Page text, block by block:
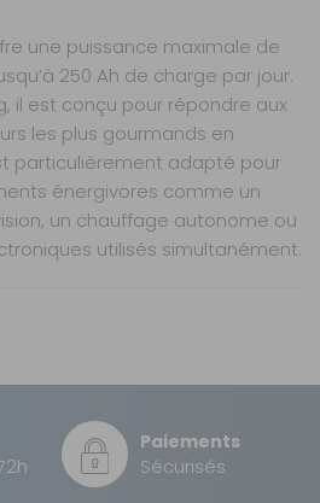
une puissance maximale de
250 Ah de charge par jour.
il est conçu pour répondre aux
les plus gourmands en
particulièrement adapté pour
énergivores comme un
un chauffage autonome ou
utilisés simultanément.
Paiements
Sécurisés